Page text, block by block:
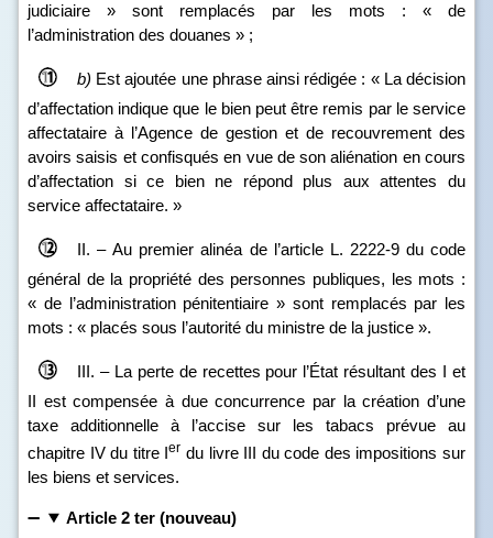
judiciaire » sont remplacés par les mots : « de
l’administration des douanes » ;
b) Est ajoutée une phrase ainsi rédigée : « La décision
d’affectation indique que le bien peut être remis par le service
affectataire à l’Agence de gestion et de recouvrement des
avoirs saisis et confisqués en vue de son aliénation en cours
d’affectation si ce bien ne répond plus aux attentes du
service affectataire. »
II. – Au premier alinéa de l’article L. 2222‑9 du code
général de la propriété des personnes publiques, les mots :
« de l’administration pénitentiaire » sont remplacés par les
mots : « placés sous l’autorité du ministre de la justice ».
III. – La perte de recettes pour l’État résultant des I et
II est compensée à due concurrence par la création d’une
taxe additionnelle à l’accise sur les tabacs prévue au
chapitre IV du titre Ier du livre III du code des impositions sur
les biens et services.
Article 2 ter (nouveau)